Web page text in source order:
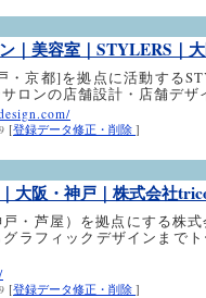
｜美容室｜STYLERS｜
・京都]を拠点に活動する
ロンの店舗設計・店舗デザ
[登録データ修正・削除 ]
大阪・神戸｜株式会社
・芦屋）を拠点にする株
ラフィックデザインまで
[登録データ修正・削除 ]